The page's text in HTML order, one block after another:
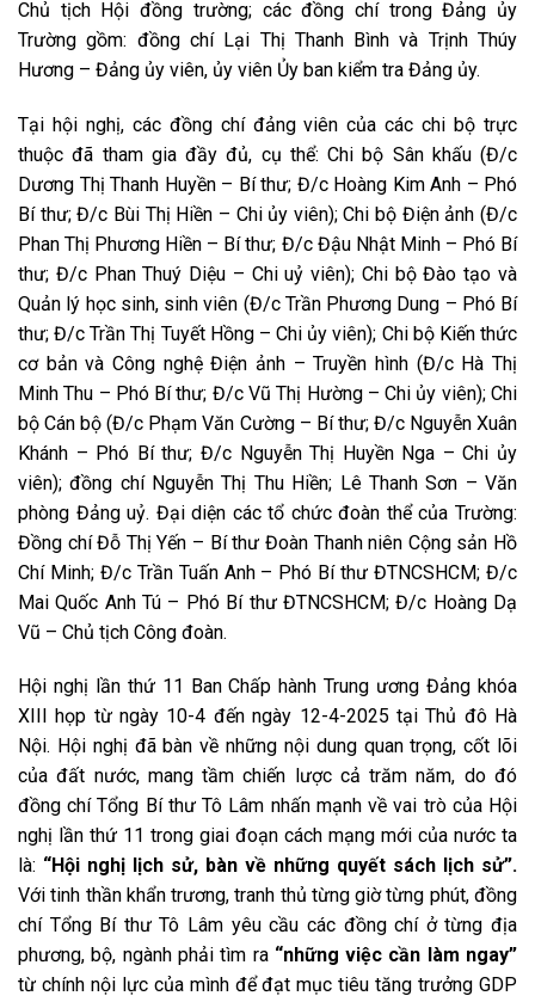
Chủ tịch Hội đồng trường; các đồng chí trong Đảng ủy
Trường gồm: đồng chí Lại Thị Thanh Bình và Trịnh Thúy
Hương – Đảng ủy viên, ủy viên Ủy ban kiểm tra Đảng ủy.
Tại hội nghị, các đồng chí đảng viên của các chi bộ trực
thuộc đã tham gia đầy đủ, cụ thể: Chi bộ Sân khấu (Đ/c
Dương Thị Thanh Huyền – Bí thư; Đ/c Hoàng Kim Anh – Phó
Bí thư; Đ/c Bùi Thị Hiền – Chi ủy viên); Chi bộ Điện ảnh (Đ/c
Phan Thị Phương Hiền – Bí thư; Đ/c Đậu Nhật Minh – Phó Bí
thư; Đ/c Phan Thuý Diệu – Chi uỷ viên); Chi bộ Đào tạo và
Quản lý học sinh, sinh viên (Đ/c Trần Phương Dung – Phó Bí
thư; Đ/c Trần Thị Tuyết Hồng – Chi ủy viên); Chi bộ Kiến thức
cơ bản và Công nghệ Điện ảnh – Truyền hình (Đ/c Hà Thị
Minh Thu – Phó Bí thư; Đ/c Vũ Thị Hường – Chi ủy viên); Chi
bộ Cán bộ (Đ/c Phạm Văn Cường – Bí thư; Đ/c Nguyễn Xuân
Khánh – Phó Bí thư; Đ/c Nguyễn Thị Huyền Nga – Chi ủy
viên); đồng chí Nguyễn Thị Thu Hiền; Lê Thanh Sơn – Văn
phòng Đảng uỷ. Đại diện các tổ chức đoàn thể của Trường:
Đồng chí Đỗ Thị Yến – Bí thư Đoàn Thanh niên Cộng sản Hồ
Chí Minh; Đ/c Trần Tuấn Anh – Phó Bí thư ĐTNCSHCM; Đ/c
Mai Quốc Anh Tú – Phó Bí thư ĐTNCSHCM; Đ/c Hoàng Dạ
Vũ – Chủ tịch Công đoàn.
Hội nghị lần thứ 11 Ban Chấp hành Trung ương Đảng khóa
XIII họp từ ngày 10-4 đến ngày 12-4-2025 tại Thủ đô Hà
Nội. Hội nghị đã bàn về những nội dung quan trọng, cốt lõi
của đất nước, mang tầm chiến lược cả trăm năm, do đó
đồng chí Tổng Bí thư Tô Lâm nhấn mạnh về vai trò của Hội
nghị lần thứ 11 trong giai đoạn cách mạng mới của nước ta
là: “Hội nghị lịch sử, bàn về những quyết sách lịch sử”.
Với tinh thần khẩn trương, tranh thủ từng giờ từng phút, đồng
chí Tổng Bí thư Tô Lâm yêu cầu các đồng chí ở từng địa
phương, bộ, ngành phải tìm ra “những việc cần làm ngay”
từ chính nội lực của mình để đạt mục tiêu tăng trưởng GDP